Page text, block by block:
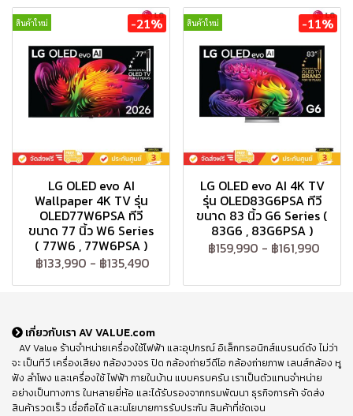
สินค้าใหม่ -21%
LG OLED evo AI
Wallpaper 4K TV รุ่น
OLED77W6PSA ทีวี
ขนาด 77 นิ้ว W6 Series
( 77W6 , 77W6PSA )
฿133,990 - ฿135,490
สินค้าใหม่ -11%
LG OLED evo AI 4K TV
รุ่น OLED83G6PSA ทีวี
ขนาด 83 นิ้ว G6 Series (
83G6 , 83G6PSA )
฿159,990 - ฿161,990
เกี่ยวกับเรา AV VALUE.com
AV Value ร้านจำหน่ายเครื่องใช้ไฟฟ้า และอุปกรณ์ อิเล็กทรอนิกส์แบรนด์ดัง ไม่ว่า
จะ เป็นทีวี เครื่องเสียง กล้องวงจร ปิด กล้องถ่ายวีดีโอ กล้องถ่ายภาพ เลนส์กล้อง หู
ฟัง ลำโพง และเครื่องใช้ ไฟฟ้า ภายในบ้าน แบบครบครัน เราเป็นตัวแทนจำหน่าย
อย่างเป็นทางการ ในหลายยี่ห้อ และได้รับรองจากกรมพัฒนา ธุรกิจการค้า จัดส่ง
สินค้ารวดเร็ว เชื่อถือได้ และนโยบายการรับประกัน สินค้าที่ชัดเจน